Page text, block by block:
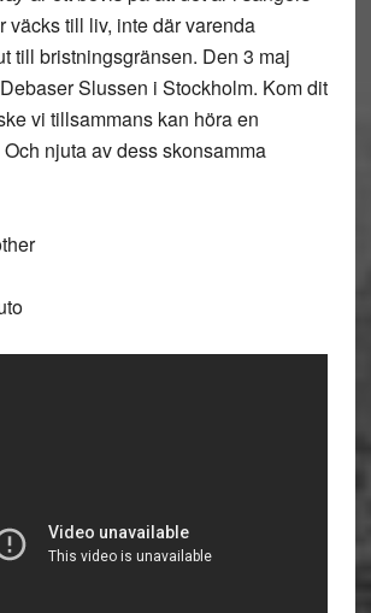
väcks till liv, inte där varenda
till bristningsgränsen. Den 3 maj
Slussen i Stockholm. Kom dit
vi tillsammans kan höra en
njuta av dess skonsamma